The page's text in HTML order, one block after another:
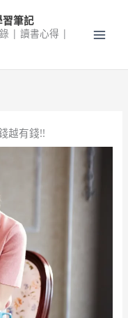
筆記
| 讀書心得 |
越有錢!!